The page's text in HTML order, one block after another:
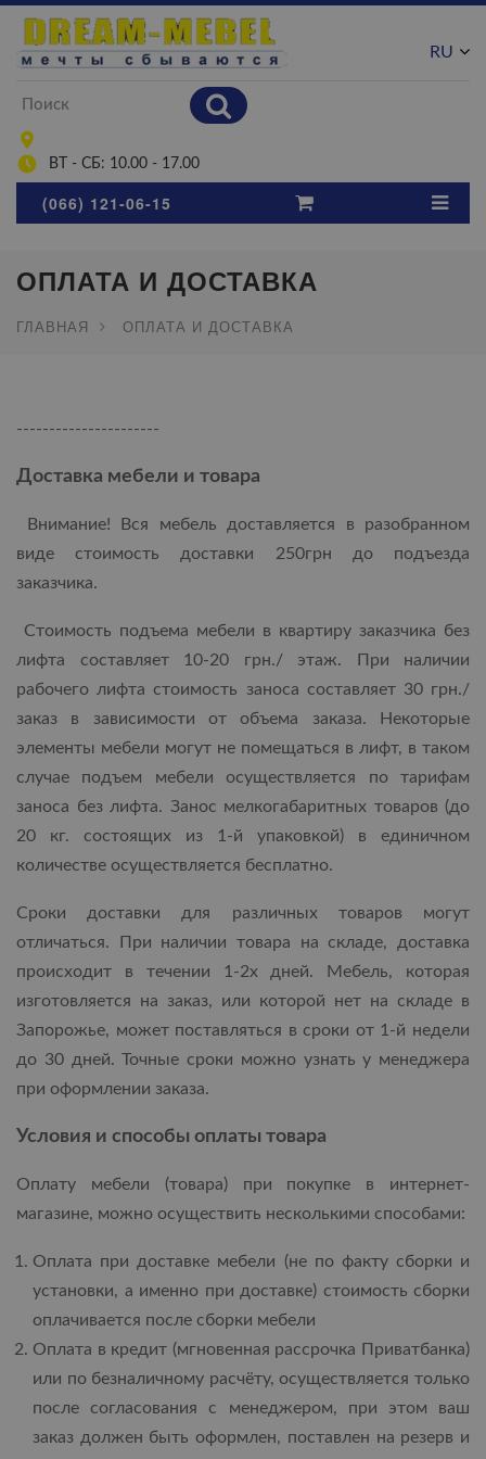
ВТ - СБ: 10.00 - 17.00
RU
(066) 121-06-15
ОПЛАТА И ДОСТАВКА
ГЛАВНАЯ ОПЛАТА И ДОСТАВКА
----------------------
Доставка мебели и товара
Внимание! Вся мебель доставляется в разобранном
виде стоимость доставки 250грн до подъезда
заказчика.
Стоимость подъема мебели в квартиру заказчика без
лифта составляет 10-20 грн./ этаж. При наличии
рабочего лифта стоимость заноса составляет 30 грн./
заказ в зависимости от объема заказа. Некоторые
элементы мебели могут не помещаться в лифт, в таком
случае подъем мебели осуществляется по тарифам
заноса без лифта. Занос мелкогабаритных товаров (до
20 кг. состоящих из 1-й упаковкой) в единичном
количестве осуществляется бесплатно.
Сроки доставки для различных товаров могут
отличаться. При наличии товара на складе, доставка
происходит в течении 1-2х дней. Мебель, которая
изготовляется на заказ, или которой нет на складе в
Запорожье, может поставляться в сроки от 1-й недели
до 30 дней. Точные сроки можно узнать у менеджера
при оформлении заказа.
Условия и способы оплаты товара
Оплату мебели (товара) при покупке в интернет-
магазине, можно осуществить несколькими способами:
Оплата при доставке мебели (не по факту сборки и
установки, а именно при доставке) стоимость сборки
оплачивается после сборки мебели
Оплата в кредит (мгновенная рассрочка Приватбанка)
или по безналичному расчёту, осуществляется только
после согласования с менеджером, при этом ваш
заказ должен быть оформлен, поставлен на резерв и